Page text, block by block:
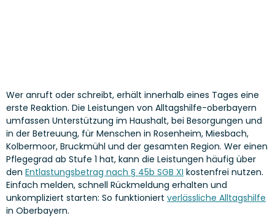
Wer anruft oder schreibt, erhält innerhalb eines Tages eine
erste Reaktion. Die Leistungen von Alltagshilfe-oberbayern
umfassen Unterstützung im Haushalt, bei Besorgungen und
in der Betreuung, für Menschen in Rosenheim, Miesbach,
Kolbermoor, Bruckmühl und der gesamten Region. Wer einen
Pflegegrad ab Stufe 1 hat, kann die Leistungen häufig über
den Entlastungsbetrag nach § 45b SGB XI kostenfrei nutzen.
Einfach melden, schnell Rückmeldung erhalten und
unkompliziert starten: So funktioniert verlässliche Alltagshilfe
in Oberbayern.